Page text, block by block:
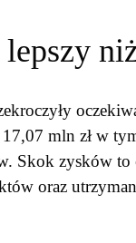
mln zł w
Skok zysków to
oraz